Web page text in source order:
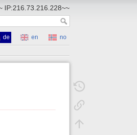
IP:216.73.216.228~~
de en
no